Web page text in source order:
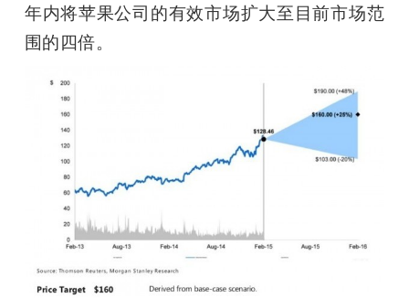
中
心
GAIR
专
题
年内将苹果公司的有效市场扩大至目前市场范
围的四倍。